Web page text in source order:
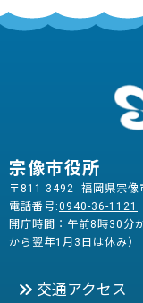
宗像市役所
〒811-3492 福岡県宗像
電話番号:0940-36-1121
開庁時間：午前8時30分
から翌年1月3日は休み）
交通アクセス